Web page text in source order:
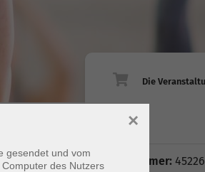
Gebühr
Kursnummer: 45226
gesendet und vom
des Nutzers
×